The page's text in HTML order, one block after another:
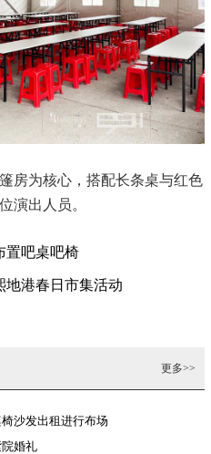
房为核心，搭配长条桌与红色
演出人员。
置吧桌吧椅
地港春日市集活动
更多>>
沙发出租进行布场
婚礼